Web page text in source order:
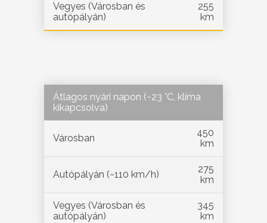
Vegyes (Városban és
autópályán)
255
km
Átlagos nyári napon (~23 °C, klíma
kikapcsolva)
Városban
450
km
Autópályán (~110 km/h)
275
km
Vegyes (Városban és
autópályán)
345
km